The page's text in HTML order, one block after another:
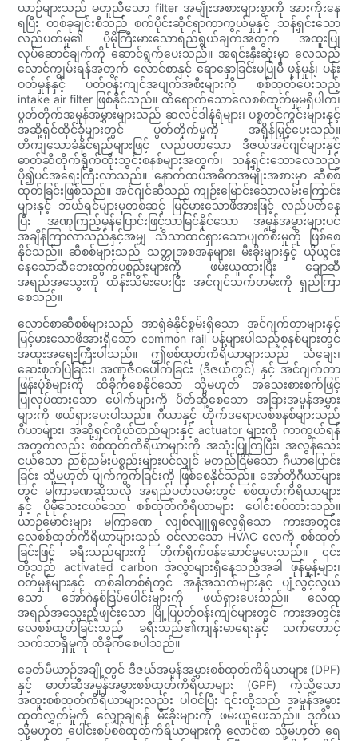
ယာဉ်များသည် မတူညီသော filter အမျိုးအစားများစွာကို အားကိုးနေ
ရပြီး တစ်ခုချင်းစီသည် စက်ပိုင်းဆိုင်ရာကာကွယ်မှုနှင့် သန့်ရှင်းသော
လည်ပတ်မှု၏ ပိုမိုကြီးမားသောရည်ရွယ်ချက်အတွက် အထူးပြု
လုပ်ဆောင်ချက်ကို ဆောင်ရွက်ပေးသည်။ အရင်းနှီးဆုံးမှာ လေသည်
လောင်ကျွမ်းရန်အတွက် လောင်စာနှင့် ရောနှောခြင်းမပြုမီ ဖုန်မှုန့်၊ ပန်း
ဝတ်မှုန်နှင့် ပတ်ဝန်းကျင်အပျက်အစီးများကို စစ်ထုတ်ပေးသည့်
intake air filter ဖြစ်နိုင်သည်။ ထိရောက်သောလေစစ်ထုတ်မှုမရှိပါက၊
ပွတ်တိုက်အမှုန်အမွှားများသည် ဆလင်ဒါနံရံများ၊ ပစ္စတင်ကွင်းများနှင့်
အဆို့ရှင်ထိုင်ခုံများတွင် ပွတ်တိုက်မှုကို အရှိန်မြှင့်ပေးသည်။
တိကျသောခံနိုင်ရည်များဖြင့် လည်ပတ်သော ဒီဇယ်အင်ဂျင်များနှင့်
ဓာတ်ဆီတိုက်ရိုက်ထိုးသွင်းစနစ်များအတွက်၊ သန့်ရှင်းသောလေသည်
ပို၍ပင်အရေးကြီးလာသည်။ နောက်ထပ်အဓိကအမျိုးအစားမှာ ဆီစစ်
ထုတ်ခြင်းဖြစ်သည်။ အင်ဂျင်ဆီသည် ကျဉ်းမြောင်းသောလမ်းကြောင်း
များနှင့် ဘယ်ရင်များမှတစ်ဆင့် မြင့်မားသောဖိအားဖြင့် လည်ပတ်နေ
ပြီး အဏုကြည့်မှန်ပြောင်းဖြင့်သာမြင်နိုင်သော အမှုန်အမွှားများပင်
အချိန်ကြာလာသည်နှင့်အမျှ သိသာထင်ရှားသောပျက်စီးမှုကို ဖြစ်စေ
နိုင်သည်။ ဆီစစ်များသည် သတ္တုအစအနများ၊ မီးခိုးများနှင့် ယိုယွင်း
နေသောဆီဘေးထွက်ပစ္စည်းများကို ဖမ်းယူထားပြီး ချောဆီ
အရည်အသွေးကို ထိန်းသိမ်းပေးပြီး အင်ဂျင်သက်တမ်းကို ရှည်ကြာ
စေသည်။
လောင်စာဆီစစ်များသည် အာရုံခံနိုင်စွမ်းရှိသော အင်ဂျက်တာများနှင့်
မြင့်မားသောဖိအားရှိသော common rail ပန့်များပါသည့်စနစ်များတွင်
အထူးအရေးကြီးပါသည်။ ဤစစ်ထုတ်ကိရိယာများသည် သံချေး၊
ဆေးစုတ်ပြဲခြင်း၊ အဏုဇီဝပေါက်ခြင်း (ဒီဇယ်တွင်) နှင့် အင်ဂျက်တာ
ဖြန်းပုံစံများကို ထိခိုက်စေနိုင်သော သို့မဟုတ် အသေးစားစက်ဖြင့်
ပြုလုပ်ထားသော ပေါက်များကို ပိတ်ဆို့စေသော အခြားအမှုန်အမွှား
များကို ဖယ်ရှားပေးပါသည်။ ဂီယာနှင့် ဟိုက်ဒရောလစ်စနစ်များသည်
ဂီယာများ၊ အဆို့ရှင်ကိုယ်ထည်များနှင့် actuator များကို ကာကွယ်ရန်
အတွက်လည်း စစ်ထုတ်ကိရိယာများကို အသုံးပြုကြပြီး၊ အလွန်သေး
ငယ်သော ညစ်ညမ်းပစ္စည်းများပင်လျှင် မတည်ငြိမ်သော ဂီယာပြောင်း
ခြင်း သို့မဟုတ် ပျက်ကွက်ခြင်းကို ဖြစ်စေနိုင်သည်။ အော်တိုဂီယာများ
တွင် မကြာခဏဆိုသလို အရည်ပတ်လမ်းတွင် စစ်ထုတ်ကိရိယာများ
နှင့် ပိုမိုသေးငယ်သော စစ်ထုတ်ကိရိယာများ ပေါင်းစပ်ထားသည်။
ယာဉ်မောင်းများ မကြာခဏ လျစ်လျူရှုလေ့ရှိသော ကားအတွင်း
လေစစ်ထုတ်ကိရိယာများသည် ဝင်လာသော HVAC လေကို စစ်ထုတ်
ခြင်းဖြင့် ခရီးသည်များကို တိုက်ရိုက်ဝန်ဆောင်မှုပေးသည်။ ၎င်း
တို့သည် activated carbon အလွှာများရှိနေသည့်အခါ ဖုန်မှုန့်များ၊
ဝတ်မှုန်များနှင့် တစ်ခါတစ်ရံတွင် အနံ့အသက်များနှင့် ပျံ့လွင့်လွယ်
သော အော်ဂဲနစ်ဒြပ်ပေါင်းများကို ဖယ်ရှားပေးသည်။ လေထု
အရည်အသွေးညံ့ဖျင်းသော မြို့ပြပတ်ဝန်းကျင်များတွင် ကားအတွင်း
လေစစ်ထုတ်ခြင်းသည် ခရီးသည်၏ကျန်းမာရေးနှင့် သက်တောင့်
သက်သာရှိမှုကို ထိခိုက်စေပါသည်။
ခေတ်မီယာဉ်အချို့တွင် ဒီဇယ်အမှုန်အမွှားစစ်ထုတ်ကိရိယာများ (DPF)
နှင့် ဓာတ်ဆီအမှုန်အမွှားစစ်ထုတ်ကိရိယာများ (GPF) ကဲ့သို့သော
အထူးစစ်ထုတ်ကိရိယာများလည်း ပါဝင်ပြီး ၎င်းတို့သည် အမှုန်အမွှား
ထုတ်လွှတ်မှုကို လျှော့ချရန် မီးခိုးများကို ဖမ်းယူပေးသည်။ ဒုတိယ
သို့မဟုတ် ပေါင်းစပ်စစ်ထုတ်ကိရိယာများကို လောင်စာ သို့မဟုတ် ရေ